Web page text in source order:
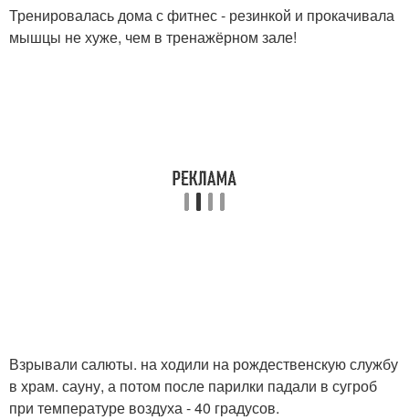
Тренировалась дома с фитнес - резинкой и прокачивала
мышцы не хуже, чем в тренажёрном зале!
Взрывали салюты. на ходили на рождественскую службу
в храм. сауну, а потом после парилки падали в сугроб
при температуре воздуха - 40 градусов.